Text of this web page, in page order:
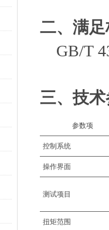
二、 满
GB/T
三、技
‌参数项‌
控制系统
操作界面
测试项目
扭矩范围